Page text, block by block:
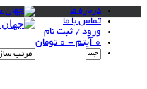
درباره ما
تماس با ما
ورود / ثبت نام
0 آیتم -
0 تومان